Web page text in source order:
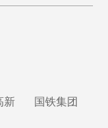
新 国铁集团